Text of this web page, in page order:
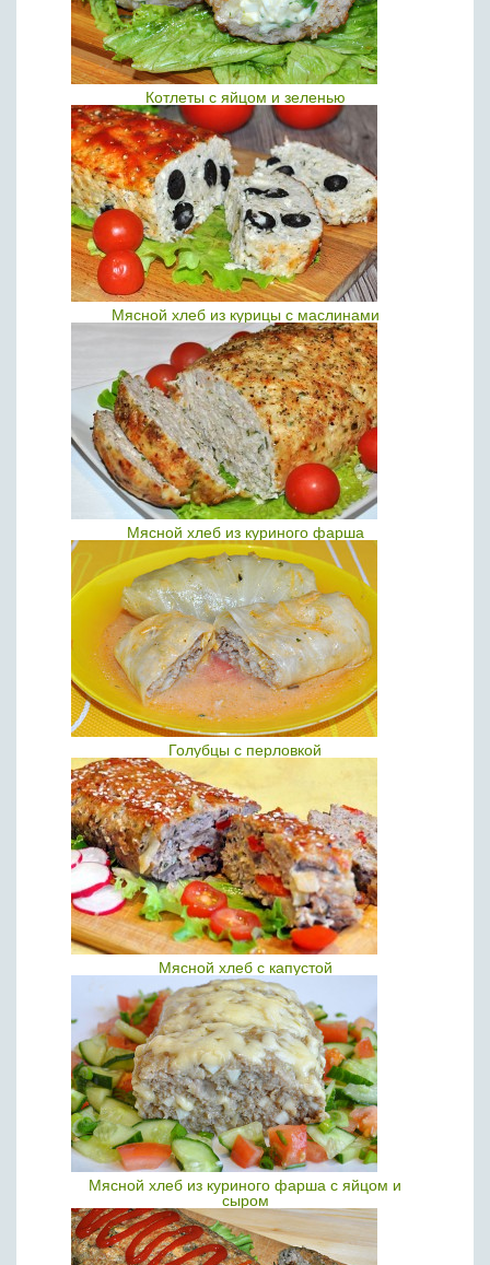
Котлеты с яйцом и зеленью
Мясной хлеб из курицы с маслинами
Мясной хлеб из куриного фарша
Голубцы с перловкой
Мясной хлеб с капустой
Мясной хлеб из куриного фарша с яйцом и
сыром